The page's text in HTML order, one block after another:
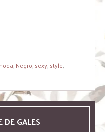
,Negro,sexy,style,
DE GALES